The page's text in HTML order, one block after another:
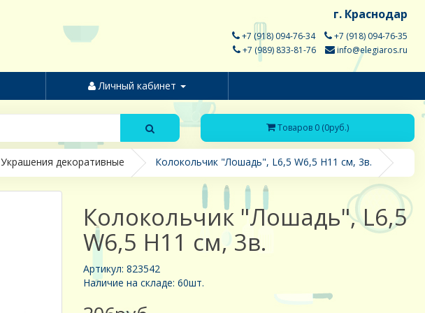
г. Краснодар
+7 (918) 094-76-34
+7 (918) 094-76-35
+7 (989) 833-81-76
info@elegiaros.ru
Личный кабинет
Товаров 0 (0руб.)
Украшения декоративные Колокольчик "Лошадь", L6,5 W6,5 H11 см, 3в.
Колокольчик "Лошадь", L6,5
W6,5 H11 см, 3в.
Артикул: 823542
Наличие на складе: 60шт.